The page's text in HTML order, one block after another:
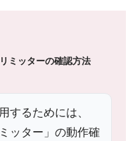
ミッターの確認方法
するためには、
ッター」の動作確